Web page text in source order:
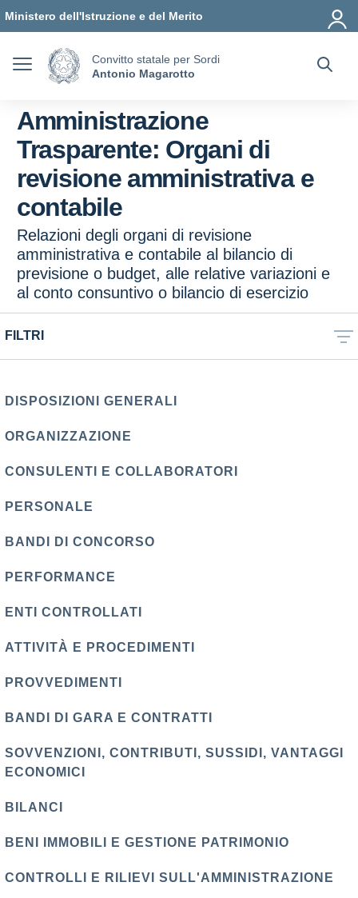
Ministero dell'Istruzione e del Merito
Convitto statale per Sordi
Antonio Magarotto
Amministrazione
Trasparente: Organi di
revisione amministrativa e
contabile
Relazioni degli organi di revisione
amministrativa e contabile al bilancio di
previsione o budget, alle relative variazioni e
al conto consuntivo o bilancio di esercizio
FILTRI
DISPOSIZIONI GENERALI
ORGANIZZAZIONE
CONSULENTI E COLLABORATORI
PERSONALE
BANDI DI CONCORSO
PERFORMANCE
ENTI CONTROLLATI
ATTIVITÀ E PROCEDIMENTI
PROVVEDIMENTI
BANDI DI GARA E CONTRATTI
SOVVENZIONI, CONTRIBUTI, SUSSIDI, VANTAGGI
ECONOMICI
BILANCI
BENI IMMOBILI E GESTIONE PATRIMONIO
CONTROLLI E RILIEVI SULL'AMMINISTRAZIONE